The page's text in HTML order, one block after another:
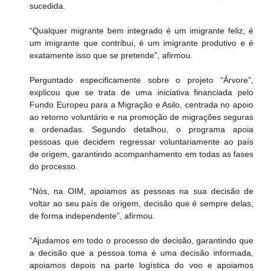
sucedida.
“Qualquer migrante bem integrado é um imigrante feliz, é
um imigrante que contribui, é um imigrante produtivo e é
exatamente isso que se pretende”, afirmou.
Perguntado especificamente sobre o projeto “Árvore”,
explicou que se trata de uma iniciativa financiada pelo
Fundo Europeu para a Migração e Asilo, centrada no apoio
ao retorno voluntário e na promoção de migrações seguras
e ordenadas. Segundo detalhou, o programa apoia
pessoas que decidem regressar voluntariamente ao país
de origem, garantindo acompanhamento em todas as fases
do processo.
“Nós, na OIM, apoiamos as pessoas na sua decisão de
voltar ao seu país de origem, decisão que é sempre delas,
de forma independente”, afirmou.
“Ajudamos em todo o processo de decisão, garantindo que
a decisão que a pessoa toma é uma decisão informada,
apoiamos depois na parte logística do voo e apoiamos